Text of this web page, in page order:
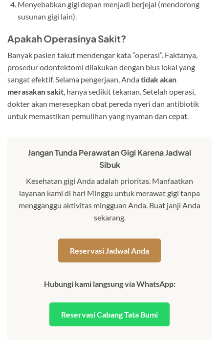
Menyebabkan gigi depan menjadi berjejal (mendorong
susunan gigi lain).
Apakah Operasinya Sakit?
Banyak pasien takut mendengar kata “operasi”. Faktanya,
prosedur odontektomi dilakukan dengan bius lokal yang
sangat efektif. Selama pengerjaan, Anda tidak akan
merasakan sakit, hanya sedikit tekanan. Setelah operasi,
dokter akan meresepkan obat pereda nyeri dan antibiotik
untuk memastikan pemulihan yang nyaman dan cepat.
Jangan Tunda Perawatan Gigi Karena Jadwal
Sibuk
Kesehatan gigi Anda adalah prioritas. Manfaatkan
layanan kami di hari Minggu untuk merawat gigi tanpa
mengganggu aktivitas mingguan Anda. Buat janji Anda
sekarang.
Reservasi Jadwal Anda
Hubungi kami langsung via WhatsApp:
Reservasi Cabang Tata Bumi